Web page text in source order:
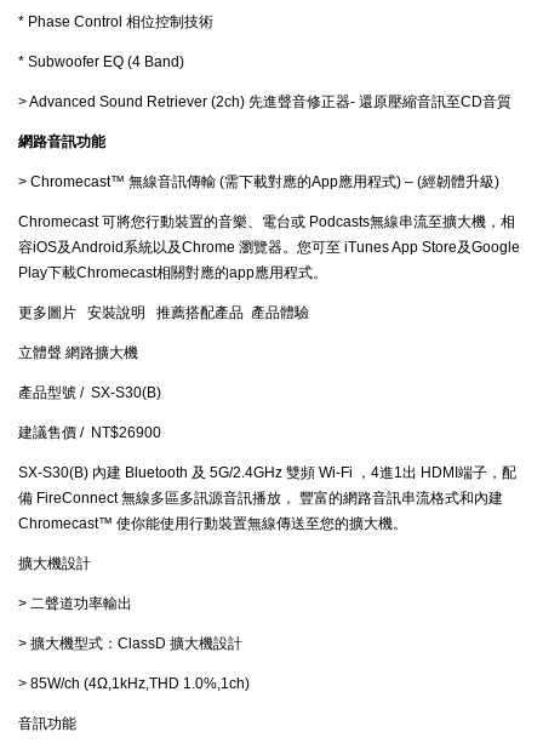
* Phase Control 相位控制技術
* Subwoofer EQ (4 Band)
> Advanced Sound Retriever (2ch) 先進聲音修正器- 還原壓縮音訊至CD音質
網路音訊功能
> Chromecast™ 無線音訊傳輸 (需下載對應的App應用程式) – (經韌體升級)
Chromecast 可將您行動裝置的音樂、電台或 Podcasts無線串流至擴大機，相
容iOS及Android系統以及Chrome 瀏覽器。您可至 iTunes App Store及Google
Play下載Chromecast相關對應的app應用程式。
更多圖片 安裝說明 推薦搭配產品 產品體驗
立體聲 網路擴大機
產品型號 / SX-S30(B)
建議售價 / NT$26900
SX-S30(B) 內建 Bluetooth 及 5G/2.4GHz 雙頻 Wi-Fi ，4進1出 HDMI端子，配
備 FireConnect 無線多區多訊源音訊播放， 豐富的網路音訊串流格式和內建
Chromecast™ 使你能使用行動裝置無線傳送至您的擴大機。
擴大機設計
> 二聲道功率輸出
> 擴大機型式：ClassD 擴大機設計
> 85W/ch (4Ω,1kHz,THD 1.0%,1ch)
音訊功能